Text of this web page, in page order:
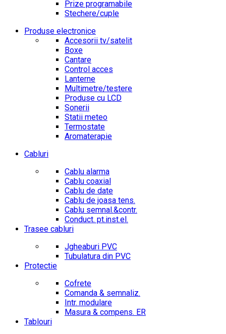
Prize programabile
Stechere/cuple
Produse electronice
Accesorii tv/satelit
Boxe
Cantare
Control acces
Lanterne
Multimetre/testere
Produse cu LCD
Sonerii
Statii meteo
Termostate
Aromaterapie
Cabluri
Cablu alarma
Cablu coaxial
Cablu de date
Cablu de joasa tens.
Cablu semnal.&contr.
Conduct. pt.inst.el.
Trasee cabluri
Jgheaburi PVC
Tubulatura din PVC
Protectie
Cofrete
Comanda & semnaliz.
Intr. modulare
Masura & compens. ER
Tablouri